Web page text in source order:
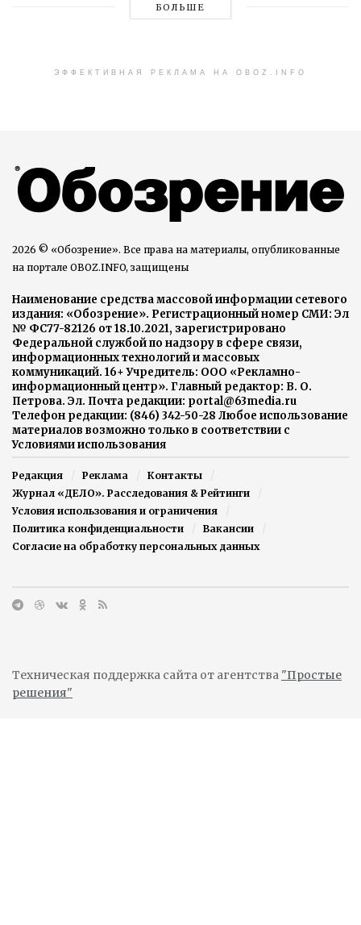
БОЛЬШЕ
ЭФФЕКТИВНАЯ РЕКЛАМА НА OBOZ.INFO
2026 © «Обозрение». Все права на материалы, опубликованные
на портале OBOZ.INFO, защищены
Наименование средства массовой информации сетевого
издания: «Обозрение». Регистрационный номер СМИ: Эл
№ ФС77-82126 от 18.10.2021, зарегистрировано
Федеральной службой по надзору в сфере связи,
информационных технологий и массовых
коммуникаций. 16+ Учредитель: ООО «Рекламно-
информационный центр». Главный редактор: В. О.
Петрова. Эл. Почта редакции: portal@63media.ru
Телефон редакции: (846) 342-50-28 Любое использование
материалов возможно только в соответствии с
Условиями использования
Редакция Реклама
Контакты
Журнал «ДЕЛО». Расследования & Рейтинги
Условия использования и ограничения
Политика конфиденциальности
Вакансии
Согласие на обработку персональных данных
Техническая поддержка сайта от агентства "Простые
решения"